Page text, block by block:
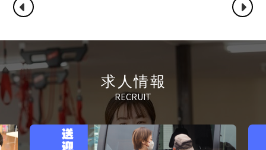
求人情報
RECRUIT